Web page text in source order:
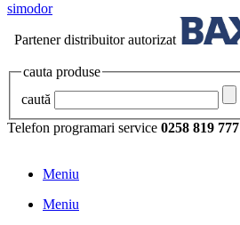
simodor
Partener distribuitor autorizat
cauta produse
caută
Telefon programari service 0258 819 777
Meniu
Meniu